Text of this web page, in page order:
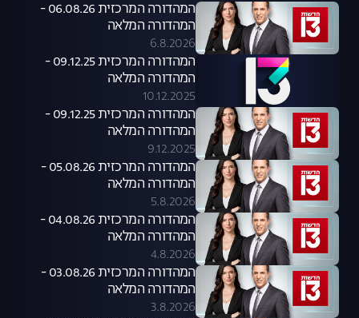
המהדורה המרכזית 06.08.26 -
המהדורה המלאה
6.8.2026
המהדורה המרכזית 09.12.25 -
המהדורה המלאה
10.12.2025
המהדורה המרכזית 09.12.25 -
המהדורה המלאה
9.12.2025
המהדורה המרכזית 05.08.26 -
המהדורה המלאה
5.8.2026
המהדורה המרכזית 04.08.26 -
המהדורה המלאה
4.8.2026
המהדורה המרכזית 03.08.26 -
המהדורה המלאה
3.8.2026